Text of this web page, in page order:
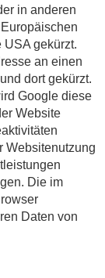
in anderen
USA gekürzt.
an einen
dort gekürzt.
Google diese
Website
Websitenutzung
Die im
Daten von